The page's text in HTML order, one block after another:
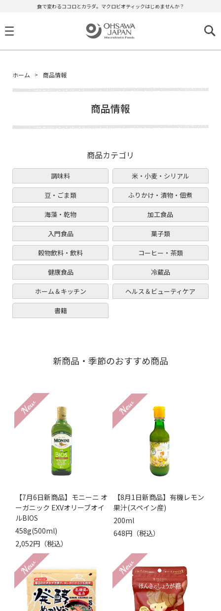
食で変わるココロとカラダ。マクロビオティックはじめませんか？
ホーム 商品情報
商品情報
商品カテゴリ
調味料 米・小麦・シリアル
豆・ごま類 ふりかけ・漬物・佃煮
海藻・乾物 加工食品
入門食品 菓子類
穀物飲料・飲料 コーヒー・茶類
健康食品 冷蔵品
ホーム＆キッチン ヘルス＆ビューティケア
書籍
新商品・季節のおすすめ商品
【7月6日新商品】モニーニ オ
ーガニック EXVオリーブオイ
ルBIOS
458g(500ml)
2,052円（税込）
【8月1日新商品】有機レモン
果汁(スペイン産)
200ml
648円（税込）